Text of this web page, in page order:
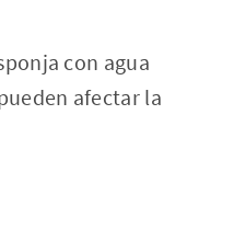
con agua
afectar la